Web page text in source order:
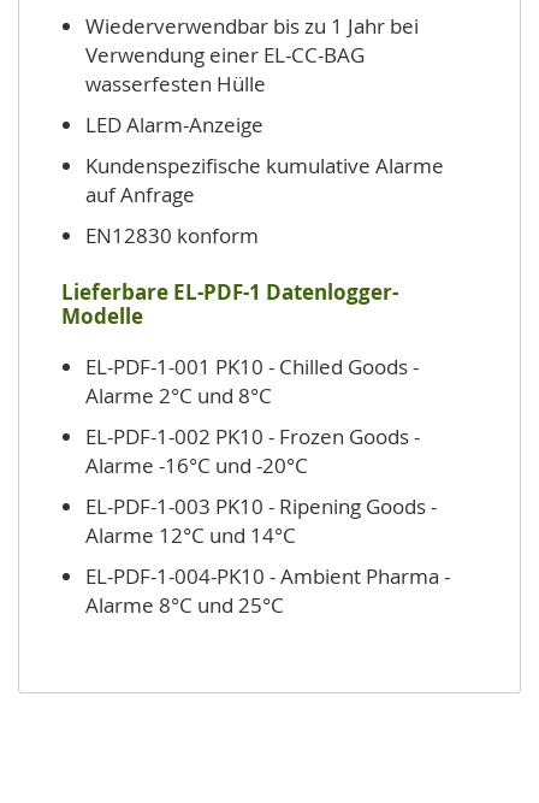
Wiederverwendbar bis zu 1 Jahr bei
Verwendung einer EL-CC-BAG
wasserfesten Hülle
LED Alarm-Anzeige
Kundenspezifische kumulative Alarme
auf Anfrage
EN12830 konform
Lieferbare EL-PDF-1 Datenlogger-
Modelle
EL-PDF-1-001 PK10 - Chilled Goods -
Alarme 2°C und 8°C
EL-PDF-1-002 PK10 - Frozen Goods -
Alarme -16°C und -20°C
EL-PDF-1-003 PK10 - Ripening Goods -
Alarme 12°C und 14°C
EL-PDF-1-004-PK10 - Ambient Pharma -
Alarme 8°C und 25°C